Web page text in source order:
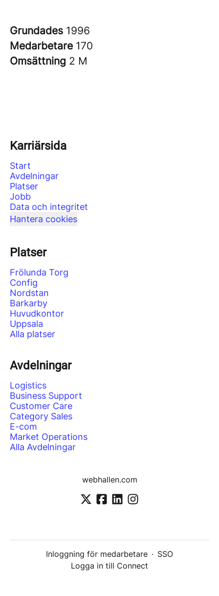
Grundades 1996
Medarbetare 170
Omsättning 2 M
Karriärsida
Start
Avdelningar
Platser
Jobb
Data och integritet
Hantera cookies
Platser
Frölunda Torg
Config
Nordstan
Barkarby
Huvudkontor
Uppsala
Alla platser
Avdelningar
Logistics
Business Support
Customer Care
Category Sales
E-com
Market Operations
Alla Avdelningar
webhallen.com
Inloggning för medarbetare · SSO
Logga in till Connect